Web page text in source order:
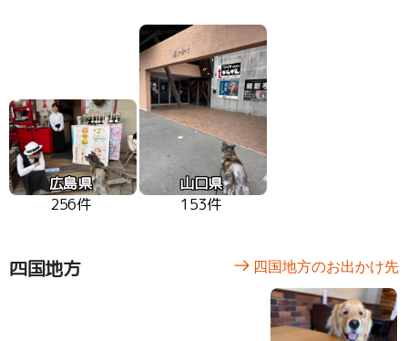
広島県
256件
山口県
153件
四国地方 四国地方のお出かけ先